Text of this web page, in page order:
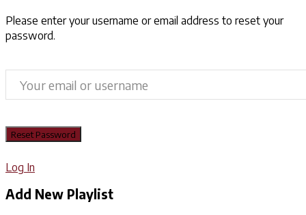
Please enter your username or email address to reset your
password.
Log In
Add New Playlist